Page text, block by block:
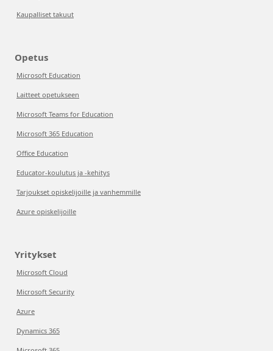
Kaupalliset takuut
Opetus
Microsoft Education
Laitteet opetukseen
Microsoft Teams for Education
Microsoft 365 Education
Office Education
Educator-koulutus ja -kehitys
Tarjoukset opiskelijoille ja vanhemmille
Azure opiskelijoille
Yritykset
Microsoft Cloud
Microsoft Security
Azure
Dynamics 365